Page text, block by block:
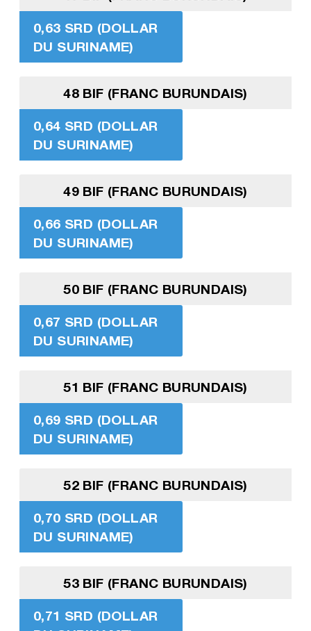
0,63 SRD (DOLLAR
DU SURINAME)
48 BIF (FRANC BURUNDAIS)
0,64 SRD (DOLLAR
DU SURINAME)
49 BIF (FRANC BURUNDAIS)
0,66 SRD (DOLLAR
DU SURINAME)
50 BIF (FRANC BURUNDAIS)
0,67 SRD (DOLLAR
DU SURINAME)
51 BIF (FRANC BURUNDAIS)
0,69 SRD (DOLLAR
DU SURINAME)
52 BIF (FRANC BURUNDAIS)
0,70 SRD (DOLLAR
DU SURINAME)
53 BIF (FRANC BURUNDAIS)
0,71 SRD (DOLLAR